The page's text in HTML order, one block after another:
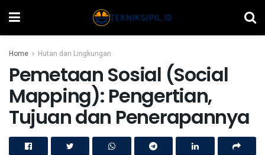
Home Hutan dan Lingkungan
Pemetaan Sosial (Social
Mapping): Pengertian,
Tujuan dan Penerapannya